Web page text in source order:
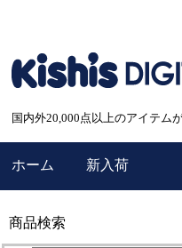
国内外20,000点以上のアイテム
ホーム 新入荷
商品検索